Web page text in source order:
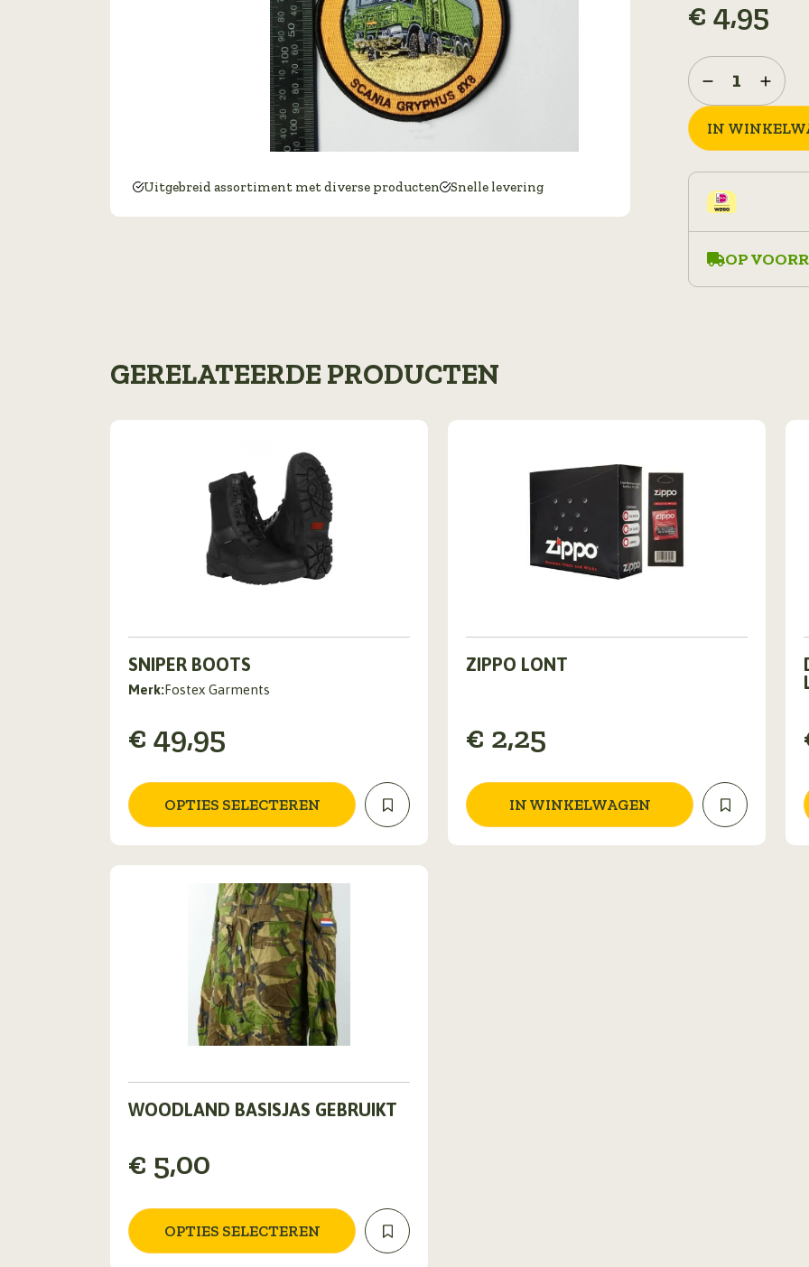
Uitgebreid assortiment met diverse producten Snelle levering
€ 4,95
BADGE
OPSTRIJKBAAR
KONINKLIJKE
LANDMACHT
SCANIA
GRYPHUS
aantal
IN
OP
GERELATEERDE PRODUCTEN
SNIPER BOOTS
Merk:Fostex Garments
€ 49,95
OPTIES SELECTEREN
product
heeft
variaties.
Deze
kan
gekozen
worden
productpagina
ZIPPO LONT
€ 2,25
IN WINKELWAGEN
WOODLAND BASISJAS GEBRUIKT
€ 5,00
OPTIES SELECTEREN
product
meerdere
variaties.
optie
kan
gekozen